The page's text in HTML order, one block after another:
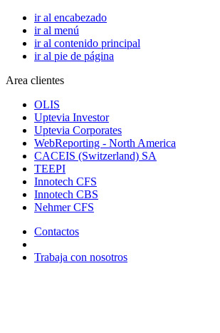
ir al encabezado
ir al menú
ir al contenido principal
ir al pie de página
Area clientes
OLIS
Uptevia Investor
Uptevia Corporates
WebReporting - North America
CACEIS (Switzerland) SA
TEEPI
Innotech CFS
Innotech CBS
Nehmer CFS
Contactos
Trabaja con nosotros